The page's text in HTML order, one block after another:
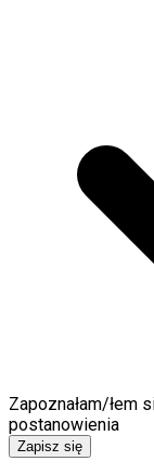
Teatr
Magia
Sennik
Kody
Zapoznałam/łem
postanowienia
Zapisz się